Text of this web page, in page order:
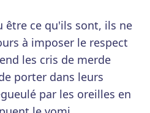
être ce qu'ils sont, ils ne
à imposer le respect
les cris de merde
porter dans leurs
par les oreilles en